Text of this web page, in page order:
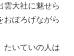
雲大社に魅せら
おぼろげながら
いていの人は